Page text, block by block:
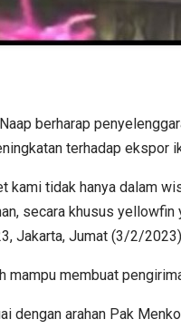
berharap
terhadap
tidak hanya dalam
secara khusus
Jakarta, Jumat (3/2/
mampu membuat
dengan arahan Pak